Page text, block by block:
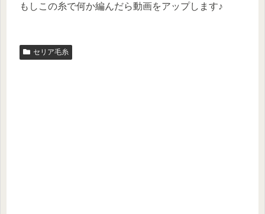
もしこの糸で何か編んだら動画をアップします♪
セリア毛糸